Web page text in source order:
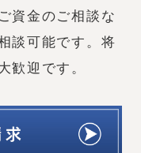
資金のご相談な
談可能です。 将
歓迎です。